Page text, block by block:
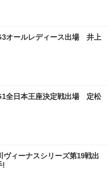
オールレディース出場 井上
全日本王座決定戦出場 定松
ヴィーナスシリーズ第19戦出
!